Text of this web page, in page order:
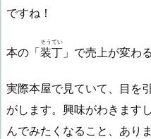
ですね！
本の「装丁
そうてい
」で売上が変わ
実際本屋で見ていて、目を
がします。興味がわきます
んでみたくなること、あり